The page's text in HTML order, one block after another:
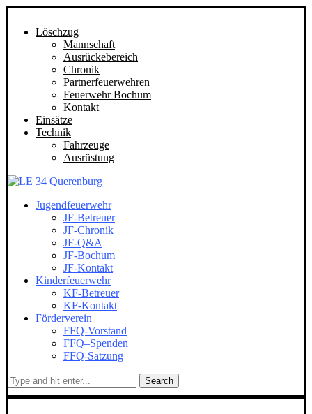
Löschzug
Mannschaft
Ausrückebereich
Chronik
Partnerfeuerwehren
Feuerwehr Bochum
Kontakt
Einsätze
Technik
Fahrzeuge
Ausrüstung
Jugendfeuerwehr
JF-Betreuer
JF-Chronik
JF-Q&A
JF-Bochum
JF-Kontakt
Kinderfeuerwehr
KF-Betreuer
KF-Kontakt
Förderverein
FFQ-Vorstand
FFQ–Spenden
FFQ-Satzung
Search